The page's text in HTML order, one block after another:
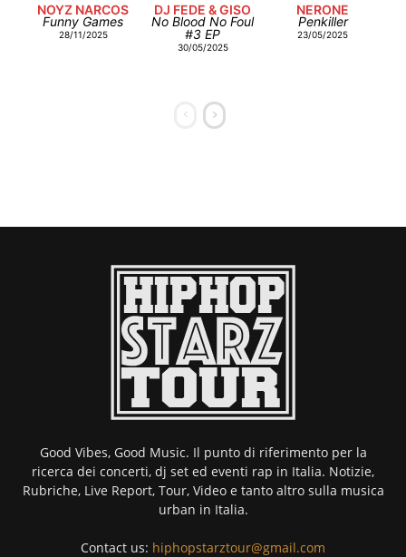
NOYZ NARCOS
Funny Games
28/11/2025
DJ FEDE & GISO
No Blood No Foul
#3 EP
30/05/2025
NERONE
Penkiller
23/05/2025
Good Vibes, Good Music. Il punto di riferimento per la
ricerca dei concerti, dj set ed eventi rap in Italia. Notizie,
Rubriche, Live Report, Tour, Video e tanto altro sulla musica
urban in Italia.
Contact us: hiphopstarztour@gmail.com